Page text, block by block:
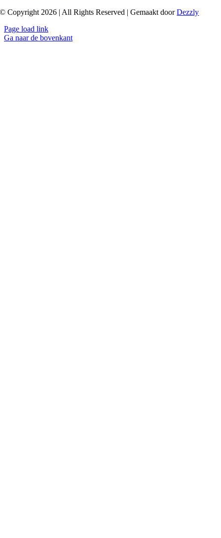
© Copyright 2026 | All Rights Reserved | Gemaakt doorDezzly
Page load link
Ga naar de bovenkant